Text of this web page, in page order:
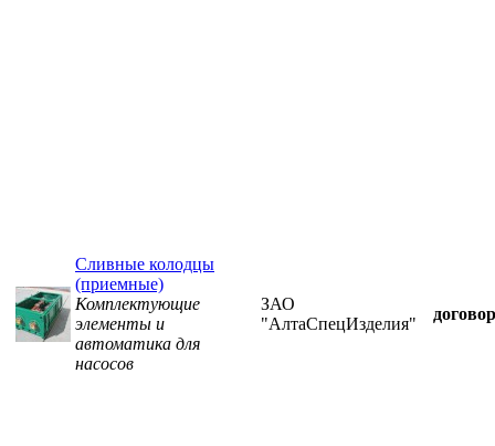
Сливные колодцы
(приемные)
Комплектующие
элементы и
автоматика для
насосов
ЗАО
"АлтаСпецИзделия"